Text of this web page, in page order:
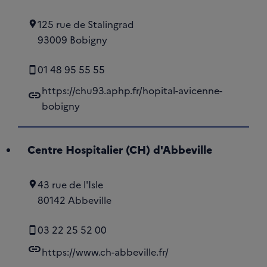
125 rue de Stalingrad
93009 Bobigny
01 48 95 55 55
linkhttps://chu93.aphp.fr/hopital-avicenne-
bobigny
Centre Hospitalier (CH) d'Abbeville
43 rue de l'Isle
80142 Abbeville
03 22 25 52 00
linkhttps://www.ch-abbeville.fr/